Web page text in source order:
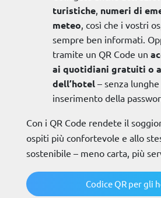
turistiche numeri di
meteo , così che i vostri
sempre ben informati.
tramite un QR Code un
ai quotidiani gratuiti o
dell’hotel – senza
inserimento della
Con i QR Code rendete il
ospiti più confortevole e allo
sostenibile – meno carta, più
Codice QR per gli